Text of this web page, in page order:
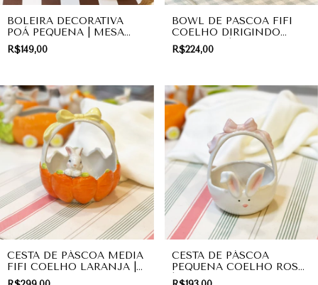
BOLEIRA DECORATIVA
POÁ PEQUENA | MESA
POSTA
R$149,00
BOWL DE PASCOA FIFI
COELHO DIRIGINDO
CENOURA | MESA POSTA
R$224,00
CESTA DE PÁSCOA MEDIA
FIFI COELHO LARANJA |
MESA POSTA
CESTA DE PÁSCOA
PEQUENA COELHO ROSA
| PRESENTE